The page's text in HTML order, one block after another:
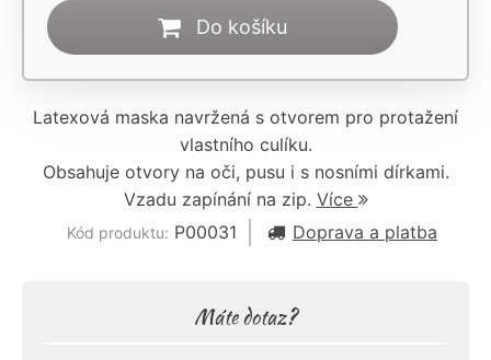
Do košíku
Latexová maska navržená s otvorem pro protažení
vlastního culíku.
Obsahuje otvory na oči, pusu i s nosními dírkami.
Vzadu zapínání na zip. Více
Kód produktu: P00031 Doprava a platba
Máte dotaz?